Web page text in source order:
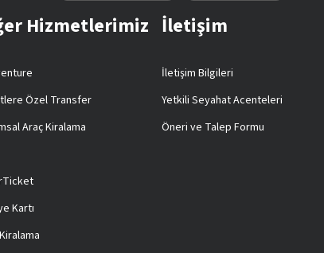
Hizmetlerimiz
Özel Transfer
Araç Kiralama
Kartı
İletişim
İletişim Bilgileri
Yetkili Seyahat Acenteleri
Öneri ve Talep Formu